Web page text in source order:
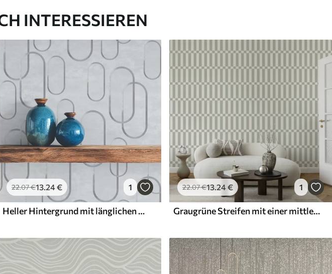
INTERESSIEREN
22.07€13.24€ 1
Heller Hintergrund mit länglichen Ovalen, graue Umrisse
22.07€13.24€ 1
Graugrüne Streifen mit einer mittleren Reihe von Kreisen